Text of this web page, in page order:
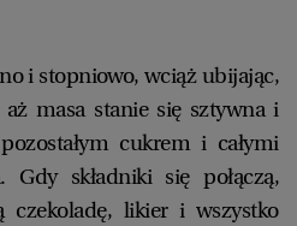
i stopniowo, wciąż ubijając,
masa stanie się sztywna i
cukrem i całymi
Gdy składniki się połączą,
czekoladę, likier i wszystko